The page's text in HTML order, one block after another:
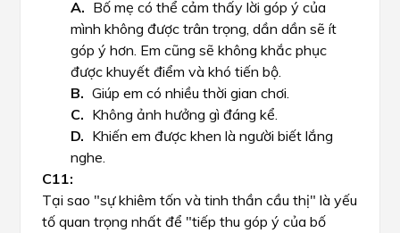
Bố mẹ có thể cảm thấy lời góp ý của
mình không được trân trọng, dần dần sẽ ít
góp ý hơn. Em cũng sẽ không khắc phục
được khuyết điểm và khó tiến bộ.
Giúp em có nhiều thời gian chơi.
Không ảnh hưởng gì đáng kể.
Khiến em được khen là người biết lắng
nghe.
Tại sao "sự khiêm tốn và tinh thần cầu thị" là yếu
tố quan trọng nhất để "tiếp thu góp ý của bố